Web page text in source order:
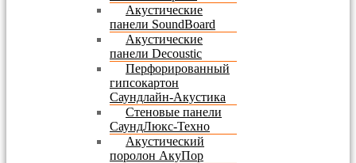
Акустические
панели SoundBoard
Акустические
панели Decoustic
Перфорированный
гипсокартон
Саундлайн-Акустика
Стеновые панели
СаундЛюкс-Техно
Акустический
поролон АкуПор